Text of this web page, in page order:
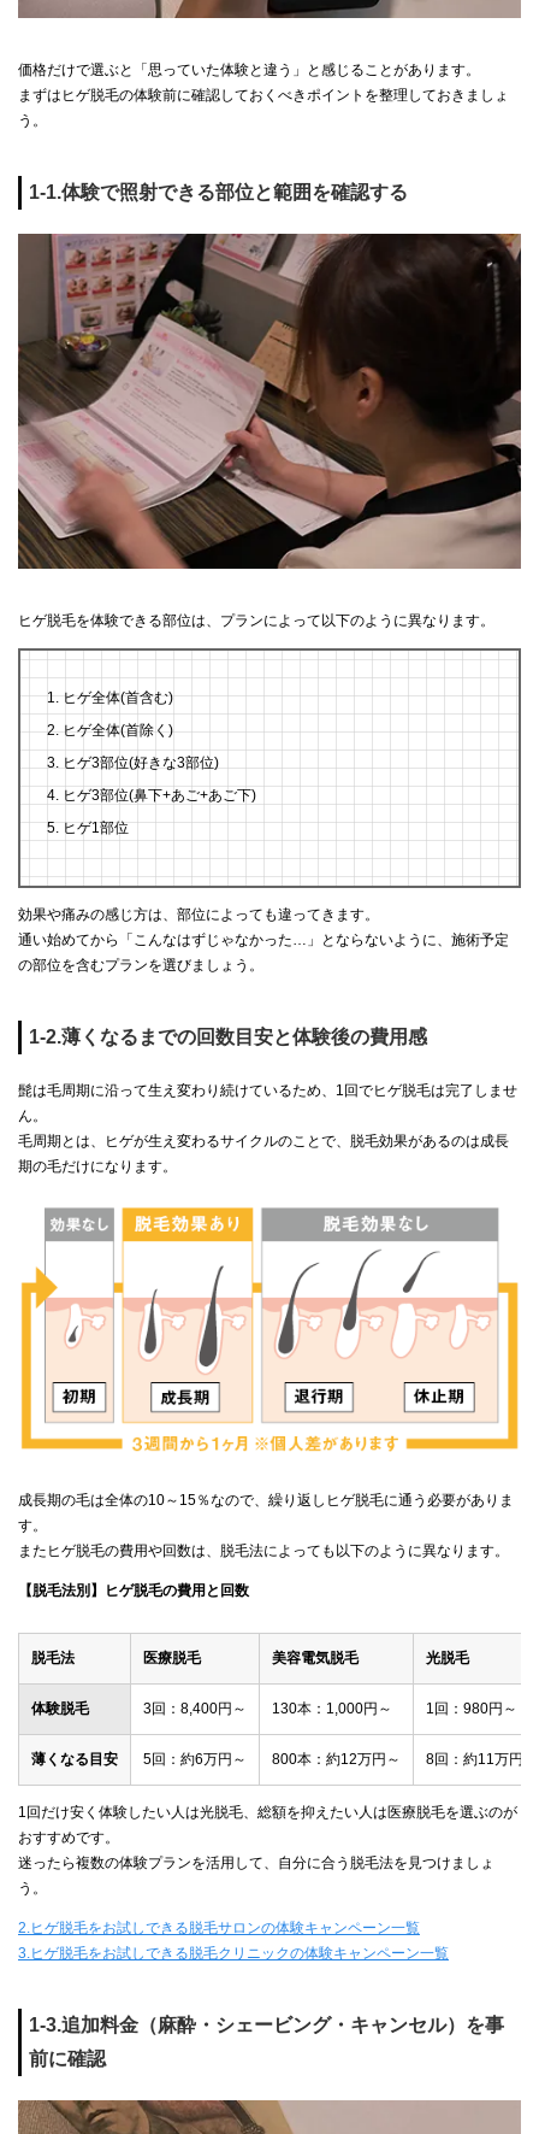
価格だけで選ぶと「思っていた体験と違う」と感じることがあります。
まずはヒゲ脱毛の体験前に確認しておくべきポイントを整理しておきましょ
う。
1-1.体験で照射できる部位と範囲を確認する
ヒゲ脱毛を体験できる部位は、プランによって以下のように異なります。
ヒゲ全体(首含む)
ヒゲ全体(首除く)
ヒゲ3部位(好きな3部位)
ヒゲ3部位(鼻下+あご+あご下)
ヒゲ1部位
効果や痛みの感じ方は、部位によっても違ってきます。
通い始めてから「こんなはずじゃなかった…」とならないように、施術予定
の部位を含むプランを選びましょう。
1-2.薄くなるまでの回数目安と体験後の費用感
髭は毛周期に沿って生え変わり続けているため、1回でヒゲ脱毛は完了しませ
ん。
毛周期とは、ヒゲが生え変わるサイクルのことで、脱毛効果があるのは成長
期の毛だけになります。
成長期の毛は全体の10～15％なので、繰り返しヒゲ脱毛に通う必要がありま
す。
またヒゲ脱毛の費用や回数は、脱毛法によっても以下のように異なります。
【脱毛法別】ヒゲ脱毛の費用と回数
脱毛法 医療脱毛 美容電気脱毛 光脱毛
体験脱毛 3回：8,400円～ 130本：1,000円～ 1回：980円～
薄くなる目安 5回：約6万円～ 800本：約12万円～ 8回：約11万円～
1回だけ安く体験したい人は光脱毛、総額を抑えたい人は医療脱毛を選ぶのが
おすすめです。
迷ったら複数の体験プランを活用して、自分に合う脱毛法を見つけましょ
う。
2.ヒゲ脱毛をお試しできる脱毛サロンの体験キャンペーン一覧
3.ヒゲ脱毛をお試しできる脱毛クリニックの体験キャンペーン一覧
1-3.追加料金（麻酔・シェービング・キャンセル）を事
前に確認